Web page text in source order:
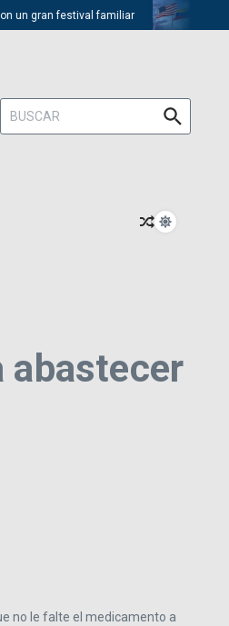
gran festival familiar Trump
Buscar:
abastecer
no le falte el medicamento a